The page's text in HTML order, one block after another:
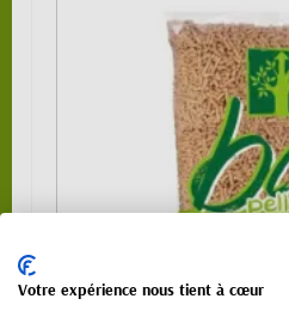
Votre expérience nous tient à cœur